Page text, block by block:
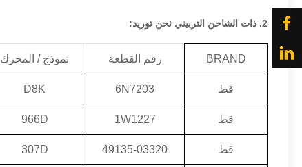
2. ذات الشاحن التربيني نحن توريد:
BRAND رقم القطعة نموذج / المحرك
قط 6N7203
D8K
قط 1W1227
966D
قط 49135-03320
307D